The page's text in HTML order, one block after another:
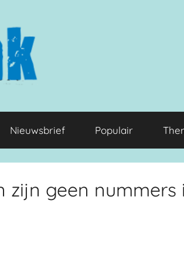
Nieuwsbrief Populair
zijn geen nummers